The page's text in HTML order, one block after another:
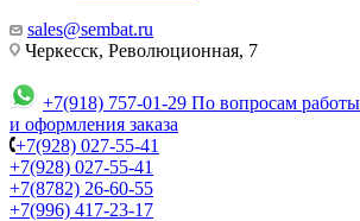
sales@sembat.ru
Черкесск, Революционная, 7
+7(918) 757-01-29 По вопросам работы
и оформления заказа
+7(928) 027-55-41
+7(928) 027-55-41
+7(8782) 26-60-55
+7(996) 417-23-17